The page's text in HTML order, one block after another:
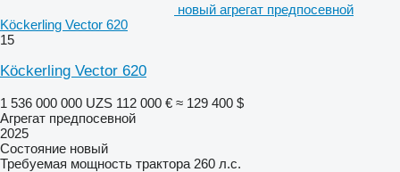
новый агрегат предпосевной
Köckerling Vector 620
15
Köckerling Vector 620
1 536 000 000 UZS 112 000 € ≈ 129 400 $
Агрегат предпосевной
2025
Состояние новый
Требуемая мощность трактора 260 л.с.